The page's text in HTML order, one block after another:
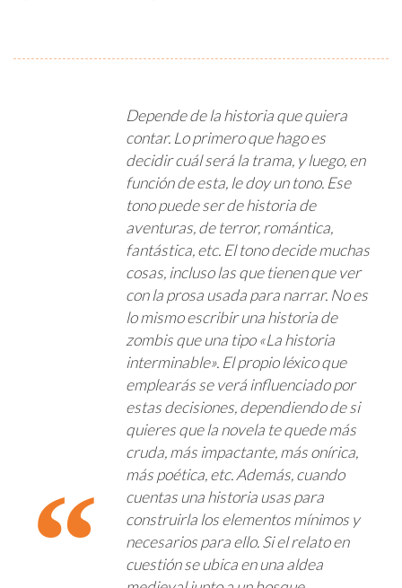
Depende de la historia que quiera
contar. Lo primero que hago es
decidir cuál será la trama, y luego, en
función de esta, le doy un tono. Ese
tono puede ser de historia de
aventuras, de terror, romántica,
fantástica, etc. El tono decide muchas
cosas, incluso las que tienen que ver
con la prosa usada para narrar. No es
lo mismo escribir una historia de
zombis que una tipo «La historia
interminable». El propio léxico que
emplearás se verá influenciado por
estas decisiones, dependiendo de si
quieres que la novela te quede más
cruda, más impactante, más onírica,
más poética, etc. Además, cuando
cuentas una historia usas para
construirla los elementos mínimos y
necesarios para ello. Si el relato en
cuestión se ubica en una aldea